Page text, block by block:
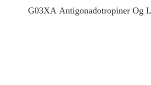
G03XA Antigonadotropiner Og